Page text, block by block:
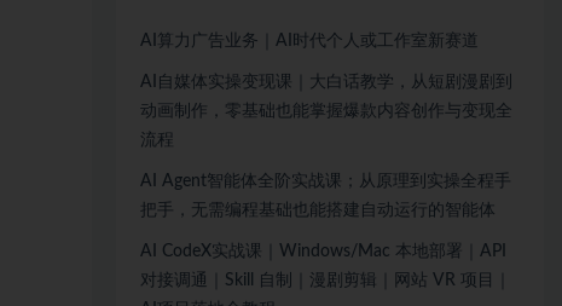
AI算力广告业务｜AI时代个人或工作室新赛道
AI自媒体实操变现课｜大白话教学，从短剧漫剧到
动画制作，零基础也能掌握爆款内容创作与变现全
流程
AI Agent智能体全阶实战课；从原理到实操全程手
把手，无需编程基础也能搭建自动运行的智能体
AI CodeX实战课｜Windows/Mac 本地部署｜API
对接调通｜Skill 自制｜漫剧剪辑｜网站 VR 项目｜